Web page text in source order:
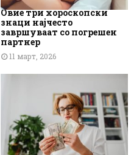
Овие три хороскопски
знаци најчесто
завршуваат со погрешен
партнер
11 март, 2026